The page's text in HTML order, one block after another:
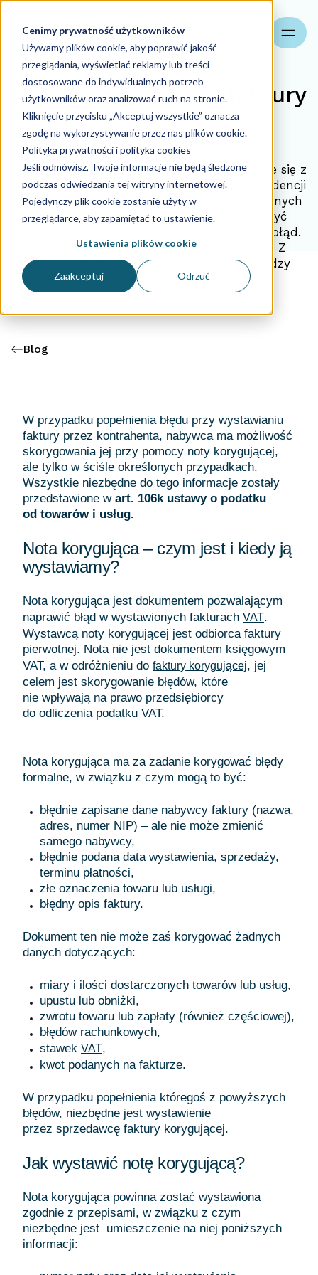
Cenimy prywatność użytkowników
Używamy plików cookie, aby poprawić jakość
przeglądania, wyświetlać reklamy lub treści
dostosowane do indywidualnych potrzeb
użytkowników oraz analizować ruch na stronie.
Kliknięcie przycisku „Akceptuj wszystkie” oznacza
zgodę na wykorzystywanie przez nas plików cookie.
Polityka prywatności i polityka cookies
Jeśli odmówisz, Twoje informacje nie będą śledzone
podczas odwiedzania tej witryny internetowej.
Pojedynczy plik cookie zostanie użyty w
przeglądarce, aby zapamiętać to ustawienie.
Ustawienia plików cookie
Zaakceptuj Odrzuć
Nota korygująca do faktury
24.01.2023
Prowadzenie działalności gospodarczej wiąże się z
koniecznością prowadzenia prawidłowej ewidencji
księgowej i dokumentowania przeprowadzanych
transakcji gospodarczych. Może się zdarzyć
jednak, że otrzymamy fakturę zawierającą błąd.
Czy w takiej sytuacji coś możemy zrobić? Z
pomocą przedsiębiorcom przychodzi między
innymi tzw. nota korygująca.
Blog
W przypadku popełnienia błędu przy wystawianiu
faktury przez kontrahenta, nabywca ma możliwość
skorygowania jej przy pomocy noty korygującej,
ale tylko w ściśle określonych przypadkach.
Wszystkie niezbędne do tego informacje zostały
przedstawione w art. 106k ustawy o podatku
od towarów i usług.
Nota korygująca – czym jest i kiedy ją
wystawiamy?
Nota korygująca jest dokumentem pozwalającym
naprawić błąd w wystawionych fakturach VAT.
Wystawcą noty korygującej jest odbiorca faktury
pierwotnej. Nota nie jest dokumentem księgowym
VAT, a w odróżnieniu do faktury korygującej, jej
celem jest skorygowanie błędów, które
nie wpływają na prawo przedsiębiorcy
do odliczenia podatku VAT.
Nota korygująca ma za zadanie korygować błędy
formalne, w związku z czym mogą to być:
błędnie zapisane dane nabywcy faktury (nazwa,
adres, numer NIP) – ale nie może zmienić
samego nabywcy,
błędnie podana data wystawienia, sprzedaży,
terminu płatności,
złe oznaczenia towaru lub usługi,
błędny opis faktury.
Dokument ten nie może zaś korygować żadnych
danych dotyczących:
miary i ilości dostarczonych towarów lub usług,
upustu lub obniżki,
zwrotu towaru lub zapłaty (również częściowej),
błędów rachunkowych,
stawek VAT,
kwot podanych na fakturze.
W przypadku popełnienia któregoś z powyższych
błędów, niezbędne jest wystawienie
przez sprzedawcę faktury korygującej.
Jak wystawić notę korygującą?
Nota korygująca powinna zostać wystawiona
zgodnie z przepisami, w związku z czym
niezbędne jest umieszczenie na niej poniższych
informacji: